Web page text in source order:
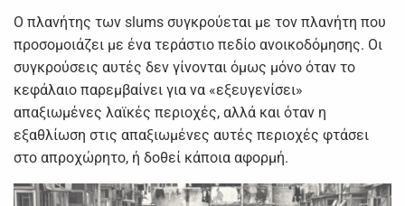
Ο πλανήτης των slums συγκρούεται με τον πλανήτη που
προσομοιάζει με ένα τεράστιο πεδίο ανοικοδόμησης. Οι
συγκρούσεις αυτές δεν γίνονται όμως μόνο όταν το
κεφάλαιο παρεμβαίνει για να «εξευγενίσει»
απαξιωμένες λαϊκές περιοχές, αλλά και όταν η
εξαθλίωση στις απαξιωμένες αυτές περιοχές φτάσει
στο απροχώρητο, ή δοθεί κάποια αφορμή.